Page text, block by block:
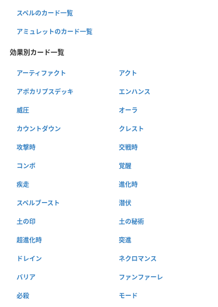
スペルのカード一覧
アミュレットのカード一覧
効果別カード一覧
アーティファクト アクト
アポカリプスデッキ エンハンス
威圧 オーラ
カウントダウン クレスト
攻撃時 交戦時
コンボ 覚醒
疾走 進化時
スペルブースト 潜伏
土の印 土の秘術
超進化時 突進
ドレイン ネクロマンス
バリア ファンファーレ
必殺 モード